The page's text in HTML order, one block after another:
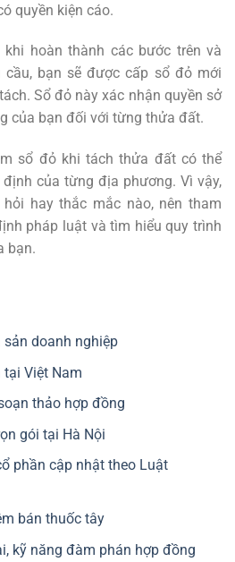
quyền kiện cáo.
khi hoàn thành các bước trên và
bạn sẽ được cấp sổ đỏ mới
Sổ đỏ này xác nhận quyền sở
của bạn đối với từng thửa đất.
sổ đỏ khi tách thửa đất có thể
của từng địa phương. Vì vậy,
hay thắc mắc nào, nên tham
pháp luật và tìm hiểu quy trình
bạn.
doanh nghiệp
Việt Nam
thảo hợp đồng
gói tại Hà Nội
phần cập nhật theo Luật
bán thuốc tây
kỹ năng đàm phán hợp đồng